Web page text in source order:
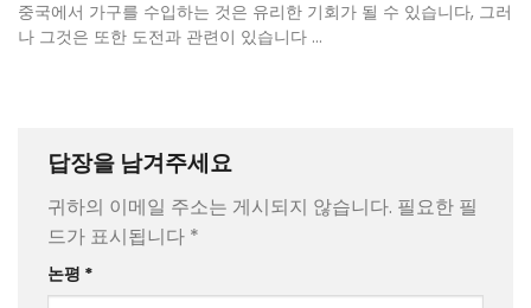
중국에서 가구를 수입하는 것은 유리한 기회가 될 수 있습니다, 그러
나 그것은 또한 도전과 관련이 있습니다 ...
답장을 남겨주세요
귀하의 이메일 주소는 게시되지 않습니다. 필요한 필
드가 표시됩니다 *
논평 *